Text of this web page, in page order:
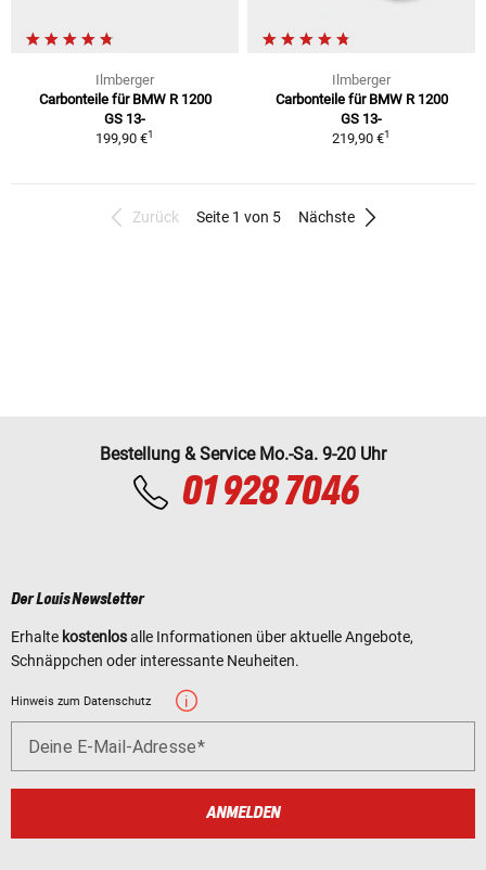
Ilmberger
Carbonteile für BMW R 1200
GS 13-
199,90 €1
Ilmberger
Carbonteile für BMW R 1200
GS 13-
219,90 €1
Zurück Seite 1 von 5 Nächste
Bestellung & Service Mo.-Sa. 9-20 Uhr
01 928 7046
Der Louis Newsletter
Erhalte kostenlosalle Informationen über aktuelle Angebote,
Schnäppchen oder interessante Neuheiten.
Hinweis zum Datenschutz
Deine E-Mail-Adresse
ANMELDEN